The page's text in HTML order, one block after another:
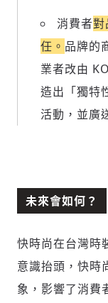
消費者對
任。 品牌的
業者改由
造出「獨特
活動，並廣
未來會如何？
快時尚在台灣時
意識抬頭，快時
象，影響了消費